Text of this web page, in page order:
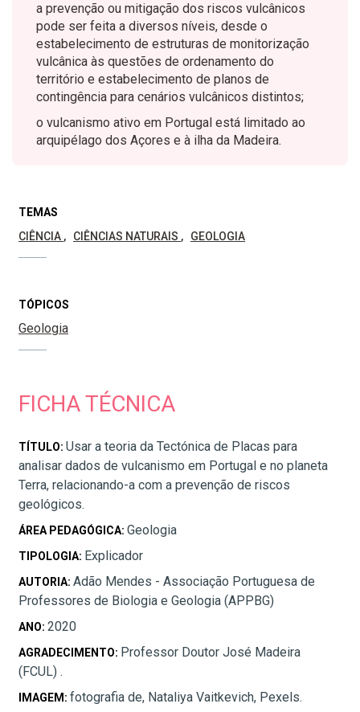
a prevenção ou mitigação dos riscos vulcânicos
pode ser feita a diversos níveis, desde o
estabelecimento de estruturas de monitorização
vulcânica às questões de ordenamento do
território e estabelecimento de planos de
contingência para cenários vulcânicos distintos;
o vulcanismo ativo em Portugal está limitado ao
arquipélago dos Açores e à ilha da Madeira.
TEMAS
CIÊNCIA
CIÊNCIAS NATURAIS GEOLOGIA
TÓPICOS
Geologia
FICHA TÉCNICA
TÍTULO: Usar a teoria da Tectónica de Placas para
analisar dados de vulcanismo em Portugal e no planeta
Terra, relacionando-a com a prevenção de riscos
geológicos.
ÁREA PEDAGÓGICA: Geologia
TIPOLOGIA: Explicador
AUTORIA: Adão Mendes - Associação Portuguesa de
Professores de Biologia e Geologia (APPBG)
ANO: 2020
AGRADECIMENTO: Professor Doutor José Madeira
(FCUL) .
IMAGEM: fotografia de, Nataliya Vaitkevich, Pexels.